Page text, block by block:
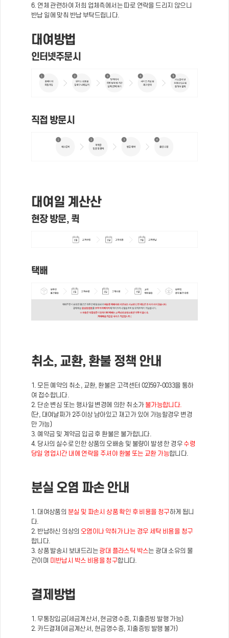
6. 연체 관련하여 저희 업체측에서는 따로 연락을 드리지 않으니
반납 일에 맞춰 반납 부탁드립니다.
대여방법
인터넷주문시
직접 방문시
대여일 계산산
현장 방문, 퀵
택배
취소, 교환, 환불 정책 안내
1. 모든 예약의 취소, 교환, 환불은 고객센터 02)597-0033을 통하
여 접수합니다.
2. 단순 변심 또는 행사일 변경에 의한 취소가 불가능합니다.
(단, 대여날짜가 2주이상 남아있고 재고가 있어 가능할경우 변경
만 가능)
3. 예약금 및 계약금 입금 후 환불은 불가합니다.
4. 당사의 실수로 인한 상품의 오배송 및 불량이 발생 한 경우 수령
당일 영업시간 내에 연락을 주셔야 환불 또는 교환 가능합니다.
분실 오염 파손 안내
1. 대여상품의 분실 및 파손시 상품 확인 후 비용을 청구하게 됩니
다.
2. 반납하신 의상의 오염이나 악취가 나는 경우 세탁 비용을 청구
합니다.
3. 상품 발송시 보내드리는 광대 플라스틱 박스는 광대 소유의 물
건이며 미반납시 박스 비용을 청구합니다.
결제방법
1. 무통장입금(세금계산서, 현금영수증, 지출증빙 발행 가능)
2. 카드결제(세금계산서, 현금영수증, 지출증빙 발행 불가)